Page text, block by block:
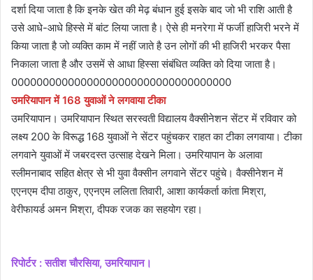
दर्शा दिया जाता है कि इनके खेत की मेढ़ बंधान हुई इसके बाद जो भी राशि आती है
उसे आधे-आधे हिस्से में बांट लिया जाता है। ऐसे ही मनरेगा में फर्जी हाजिरी भरने में
किया जाता है जो व्यक्ति काम में नहीं जाते है उन लोगों की भी हाजिरी भरकर पैसा
निकाला जाता है और उसमें से आधा हिस्सा संबंधित व्यक्ति को दिया जाता है।
00000000000000000000000000000000000
उमरियापान में 168 युवाओं ने लगवाया टीका
उमरियापान। उमरियापान स्थित सरस्वती विद्यालय वैक्सीनेशन सेंटर में रविवार को
लक्ष्य 200 के विरूद्ध 168 युवाओं ने सेंटर पहुंचकर राहत का टीका लगवाया। टीका
लगवाने युवाओं में जबरदस्त उत्साह देखने मिला। उमरियापान के अलावा
स्लीमनाबाद सहित क्षेत्र से भी युवा वैक्सीन लगवाने सेंटर पहुंचे। वैक्सीनेशन में
एएनएम दीपा ठाकुर, एएनएम ललिता तिवारी, आशा कार्यकर्ता कांता मिश्रा,
वेरीफायर्ड अमन मिश्रा, दीपक रजक का सहयोग रहा।
रिपोर्टर : सतीश चौरसिया, उमरियापान।